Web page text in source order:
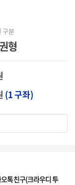
구분
형
(1 구좌)
톡 친구(크라우디 투